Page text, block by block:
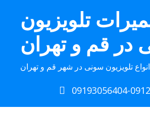
تلویزیون
در قم و تهران
تلویزیون سونی در شهر قم و تهران
09193056404-